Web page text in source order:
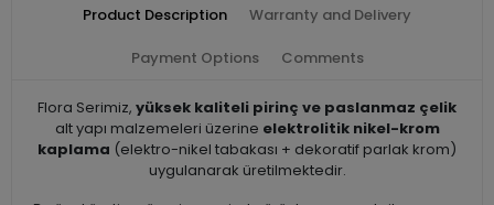
Product Description Warranty and Delivery
Payment Options Comments
Flora Serimiz, yüksek kaliteli pirinç ve paslanmaz çelik
alt yapı malzemeleri üzerine elektrolitik nikel-krom
kaplama (elektro-nikel tabakası + dekoratif parlak krom)
uygulanarak üretilmektedir.